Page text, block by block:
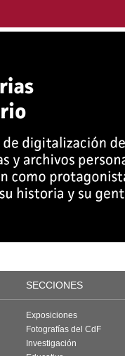
SECCIONES
Exposiciones
Fotografías del CdF
Investigación